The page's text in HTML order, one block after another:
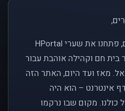
לפני כמעט שני עשורים, פתחנו את שערי HPortal
בית חם וקהילה אוהבת עבור
מאז ועד היום, האתר הזה
אינטרנט – הוא היה
כולנו. מקום שבו נרקמו